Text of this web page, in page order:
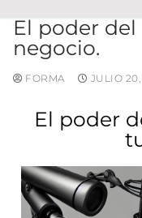
El poder
negocio.
FORMA JULIO
El poder